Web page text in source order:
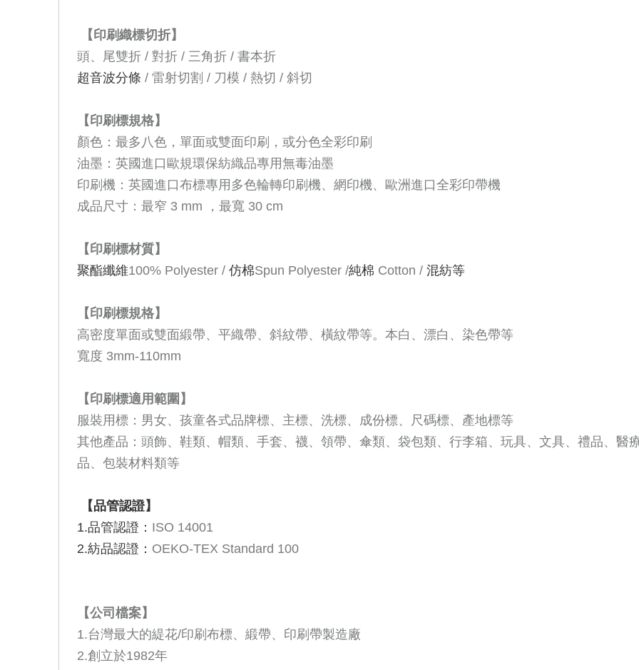
【印刷織標切折】
頭、尾雙折 / 對折 / 三角折 / 書本折
超音波分條 / 雷射切割 / 刀模 / 熱切 / 斜切
【印刷標規格】
顏色：最多八色，單面或雙面印刷，或分色全彩印刷
油墨： 英國進口 歐規環保紡織品專用無毒油墨
印刷機： 英國進口布標專用多色輪轉印刷機、網印機、歐洲進口全彩印帶機
成品尺寸：最窄 3 mm ，最寬 30 cm
【印刷標材質】
聚酯纖維100% Polyester / 仿棉Spun Polyester /純棉 Cotton / 混紡等
【印刷標規格】
高密度單面或雙面緞帶、平織帶、斜紋帶、橫紋帶等。本白、漂白、染色帶等
寬度 3mm-110mm
【印刷標適用範圍】
服裝用標：男女、孩童各式品牌標、主標、洗標、成份標、尺碼標、產地標等
其他產品：頭飾、鞋類、帽類、手套、襪、領帶、傘類、袋包類、行李箱、玩具、文具、禮品、醫
品、包裝材料類等
【品管認證】
1.品管認證： ISO 14001
2.紡品認證： OEKO-TEX Standard 100
【公司檔案】
1.台灣最大的緹花/印刷布標、緞帶、印刷帶製造廠
2.創立於1982年